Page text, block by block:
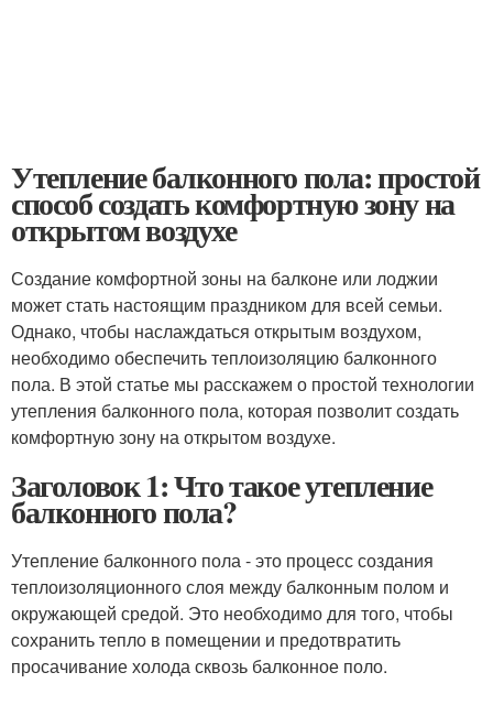
Утепление балконного пола: простой
способ создать комфортную зону на
открытом воздухе
Создание комфортной зоны на балконе или лоджии
может стать настоящим праздником для всей семьи.
Однако, чтобы наслаждаться открытым воздухом,
необходимо обеспечить теплоизоляцию балконного
пола. В этой статье мы расскажем о простой технологии
утепления балконного пола, которая позволит создать
комфортную зону на открытом воздухе.
Заголовок 1: Что такое утепление
балконного пола?
Утепление балконного пола - это процесс создания
теплоизоляционного слоя между балконным полом и
окружающей средой. Это необходимо для того, чтобы
сохранить тепло в помещении и предотвратить
просачивание холода сквозь балконное поло.